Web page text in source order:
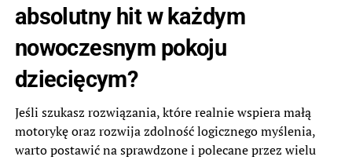
absolutny hit w każdym
nowoczesnym pokoju
dziecięcym?
Jeśli szukasz rozwiązania, które realnie wspiera małą
motorykę oraz rozwija zdolność logicznego myślenia,
warto postawić na sprawdzone i polecane przez wielu